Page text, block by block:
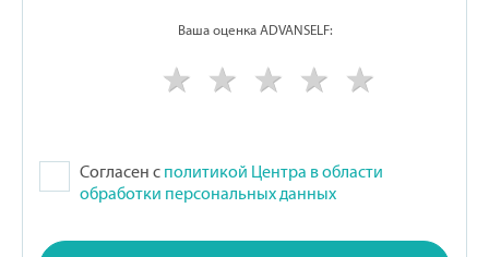
Ваша оценка ADVANSELF:
Согласен с политикой Центра в области
обработки персональных данных